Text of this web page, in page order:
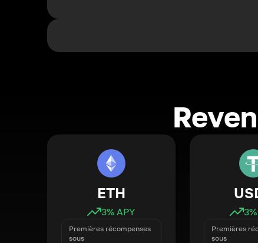
ETH
3% APY
Premières récompenses
sous
3
Premières
sous